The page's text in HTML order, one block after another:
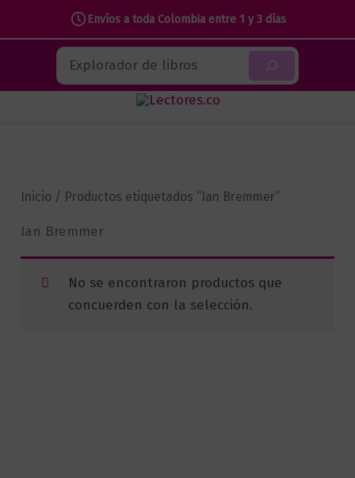
Envíos a toda Colombia entre 1 y 3 días
contenido
Buscar
Inicio / Productos etiquetados “Ian Bremmer”
Ian Bremmer
No se encontraron productos que
concuerden con la selección.